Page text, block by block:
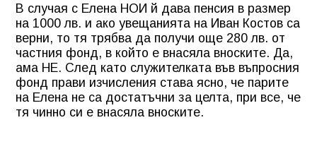
В случая с Елена НОИ й дава пенсия в размер
на 1000 лв. и ако увещанията на Иван Костов са
верни, то тя трябва да получи още 280 лв. от
частния фонд, в който е внасяла вноските. Да,
ама НЕ. След като служителката във въпросния
фонд прави изчисления става ясно, че парите
на Елена не са достатъчни за целта, при все, че
тя чинно си е внасяла вноските.